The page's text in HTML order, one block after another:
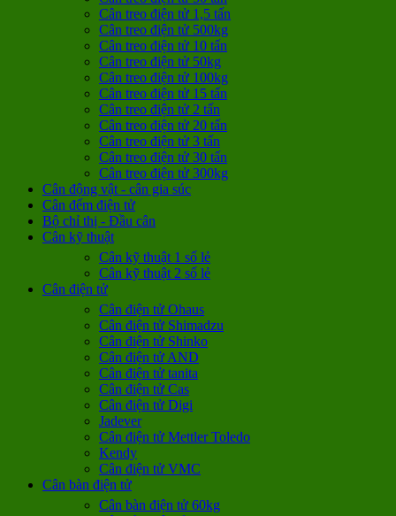
Cân treo điện tử 1,5 tấn
Cân treo điện tử 500kg
Cân treo điện tử 10 tấn
Cân treo điện tử 50kg
Cân treo điện tử 100kg
Cân treo điện tử 15 tấn
Cân treo điện tử 2 tấn
Cân treo điện tử 20 tấn
Cân treo điện tử 3 tấn
Cân treo điện tử 30 tấn
Cân treo điện tử 300kg
Cân động vật - cân gia súc
Cân đếm điện tử
Bộ chỉ thị - Đầu cân
Cân kỹ thuật
Cân kỹ thuật 1 số lẻ
Cân kỹ thuật 2 số lẻ
Cân điện tử
Cân điện tử Ohaus
Cân điện tử Shimadzu
Cân điện tử Shinko
Cân điện tử AND
Cân điện tử tanita
Cân điện tử Cas
Cân điện tử Digi
Jadever
Cân điện tử Mettler Toledo
Kendy
Cân điện tử VMC
Cân bàn điện tử
Cân bàn điện tử 60kg